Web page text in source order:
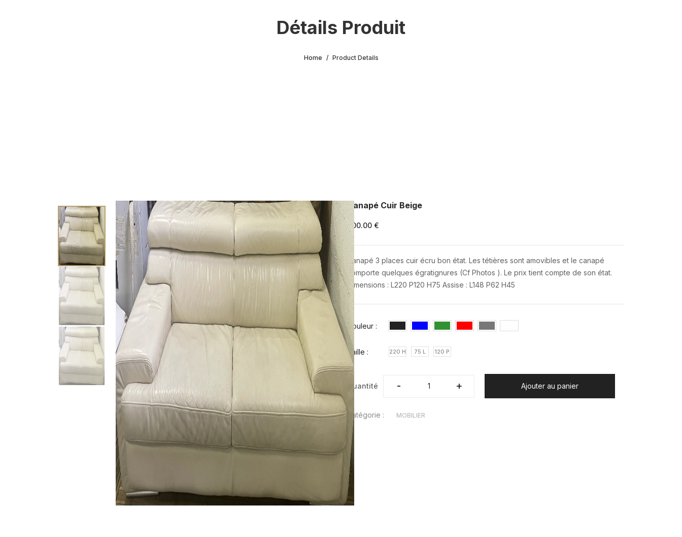
Détails Produit
Home Product Details
Canapé Cuir Beige
200.00 €
Canapé 3 places cuir écru bon état. Les tétières sont amovibles et le canapé
comporte quelques égratignures (Cf Photos ). Le prix tient compte de son état.
Dimensions : L220 P120 H75 Assise : L148 P62 H45
Couleur :
Taille : 220 H 75 L 120 P
Quantité - +
- + Ajouter au panier
Catégorie : MOBILIER